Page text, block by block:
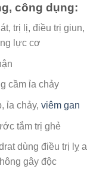
công dụng:
trị lị, điều trị
lực cơ
cầm ỉa chảy
ỉa chảy, viêm gan
tắm trị ghẻ
dùng điều trị lỵ
gây độc